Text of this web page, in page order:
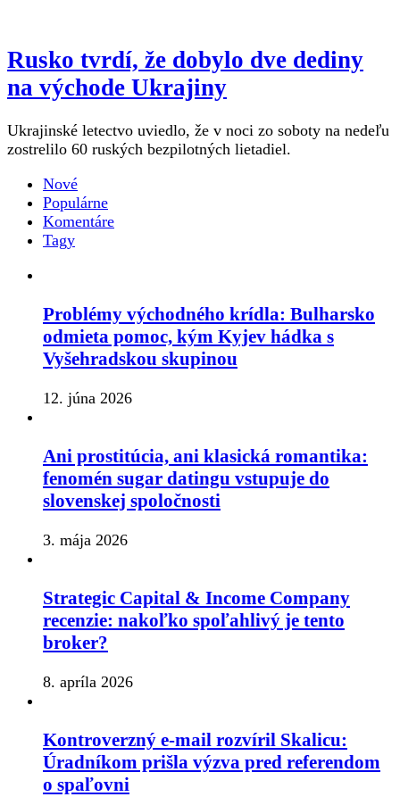
Rusko tvrdí, že dobylo dve dediny
na východe Ukrajiny
Ukrajinské letectvo uviedlo, že v noci zo soboty na nedeľu
zostrelilo 60 ruských bezpilotných lietadiel.
Nové
Populárne
Komentáre
Tagy
Problémy východného krídla: Bulharsko
odmieta pomoc, kým Kyjev hádka s
Vyšehradskou skupinou
12. júna 2026
Ani prostitúcia, ani klasická romantika:
fenomén sugar datingu vstupuje do
slovenskej spoločnosti
3. mája 2026
Strategic Capital & Income Company
recenzie: nakoľko spoľahlivý je tento
broker?
8. apríla 2026
Kontroverzný e-mail rozvíril Skalicu:
Úradníkom prišla výzva pred referendom
o spaľovni